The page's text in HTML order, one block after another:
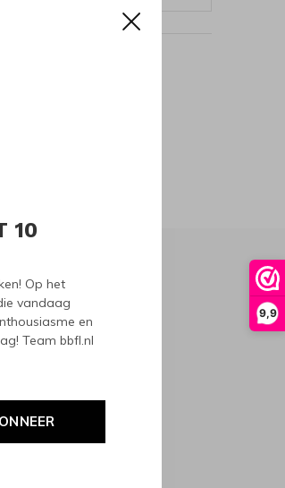
9,9
10
Op het
vandaag
en
Team bbfl.nl